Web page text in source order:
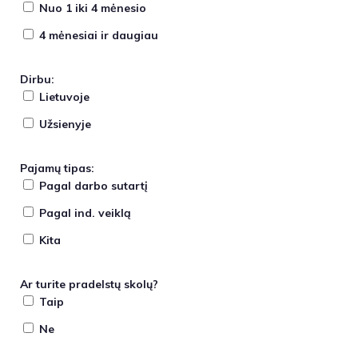
Nuo 1 iki 4 mėnesio
4 mėnesiai ir daugiau
Dirbu:
Lietuvoje
Užsienyje
Pajamų tipas:
Pagal darbo sutartį
Pagal ind. veiklą
Kita
Ar turite pradelstų skolų?
Taip
Ne